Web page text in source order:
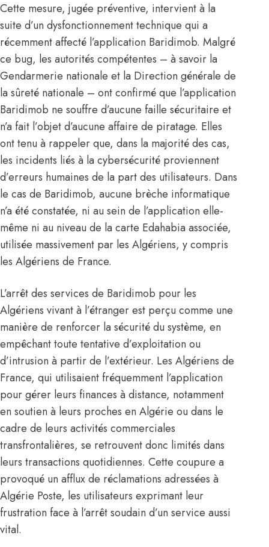
Cette mesure, jugée préventive, intervient à la
suite d’un dysfonctionnement technique qui a
récemment affecté l’application Baridimob. Malgré
ce bug, les autorités compétentes – à savoir la
Gendarmerie nationale et la Direction générale de
la sûreté nationale – ont confirmé que l’application
Baridimob ne souffre d’aucune faille sécuritaire et
n’a fait l’objet d’aucune affaire de piratage. Elles
ont tenu à rappeler que, dans la majorité des cas,
les incidents liés à la cybersécurité proviennent
d’erreurs humaines de la part des utilisateurs. Dans
le cas de Baridimob, aucune brèche informatique
n’a été constatée, ni au sein de l’application elle-
même ni au niveau de la carte Edahabia associée,
utilisée massivement par les Algériens, y compris
les Algériens de France.
L’arrêt des services de Baridimob pour les
Algériens vivant à l’étranger est perçu comme une
manière de renforcer la sécurité du système, en
empêchant toute tentative d’exploitation ou
d’intrusion à partir de l’extérieur. Les Algériens de
France, qui utilisaient fréquemment l’application
pour gérer leurs finances à distance, notamment
en soutien à leurs proches en Algérie ou dans le
cadre de leurs activités commerciales
transfrontalières, se retrouvent donc limités dans
leurs transactions quotidiennes. Cette coupure a
provoqué un afflux de réclamations adressées à
Algérie Poste, les utilisateurs exprimant leur
frustration face à l’arrêt soudain d’un service aussi
vital.